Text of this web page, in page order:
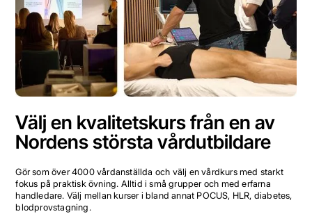
Välj en kvalitetskurs från en av
Nordens största vårdutbildare
Gör som över 4000 vårdanställda och välj en vårdkurs med starkt
fokus på praktisk övning. Alltid i små grupper och med erfarna
handledare. Välj mellan kurser i bland annat POCUS, HLR, diabetes,
blodprovstagning.